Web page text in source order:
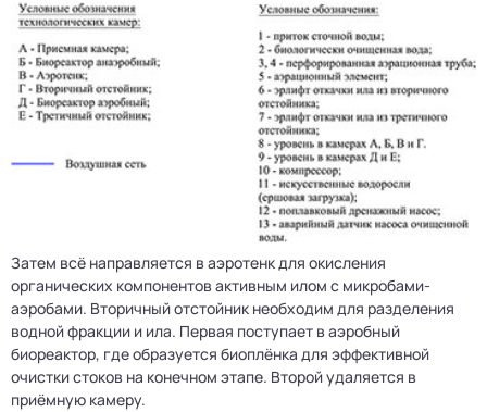
Затем всё направляется в аэротенк для окисления
органических компонентов активным илом с микробами-
аэробами. Вторичный отстойник необходим для разделения
водной фракции и ила. Первая поступает в аэробный
биореактор, где образуется биоплёнка для эффективной
очистки стоков на конечном этапе. Второй удаляется в
приёмную камеру.